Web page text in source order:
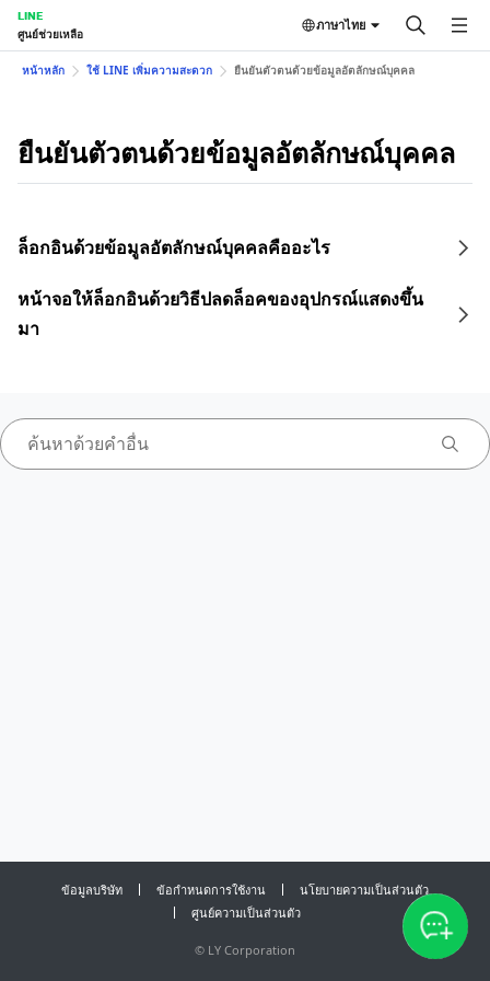
LINE
ศูนย์ช่วยเหลือ
ภาษาไทย
หน้าหลัก ใช้ LINE เพิ่มความสะดวก ยืนยันตัวตนด้วยข้อมูลอัตลักษณ์บุคคล
ยืนยันตัวตนด้วยข้อมูลอัตลักษณ์บุคคล
ล็อกอินด้วยข้อมูลอัตลักษณ์บุคคลคืออะไร
หน้าจอให้ล็อกอินด้วยวิธีปลดล็อคของอุปกรณ์แสดงขึ้น
มา
ข้อมูลบริษัท ข้อกำหนดการใช้งาน
นโยบายความเป็นส่วนตัว
ศูนย์ความเป็นส่วนตัว
© LY Corporation